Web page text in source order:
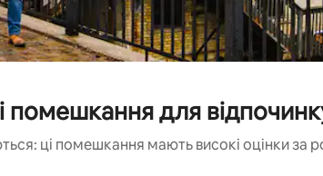
для
ці помешкання мають високі оцінки за